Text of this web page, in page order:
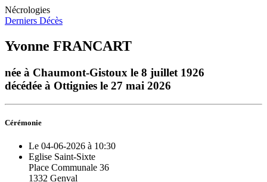
Nécrologies
Derniers Décès
Yvonne FRANCART
née à Chaumont-Gistoux le 8 juillet 1926
décédée à Ottignies le 27 mai 2026
Cérémonie
Le 04-06-2026 à 10:30
Eglise Saint-Sixte
Place Communale 36
1332 Genval